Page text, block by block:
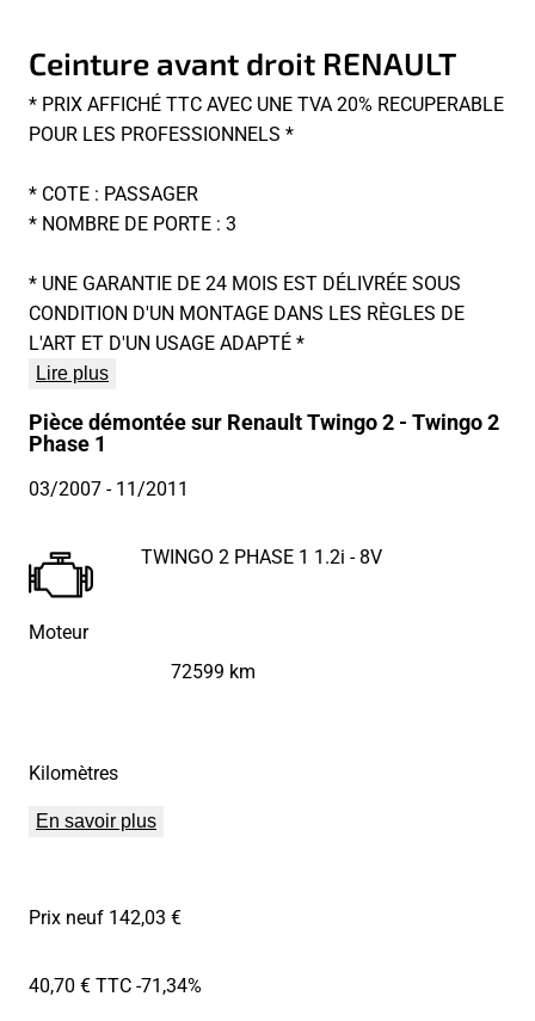
Ceinture avant droit RENAULT
* PRIX AFFICHÉ TTC AVEC UNE TVA 20% RECUPERABLE
POUR LES PROFESSIONNELS *
* COTE : PASSAGER
* NOMBRE DE PORTE : 3
* UNE GARANTIE DE 24 MOIS EST DÉLIVRÉE SOUS
CONDITION D'UN MONTAGE DANS LES RÈGLES DE
L'ART ET D'UN USAGE ADAPTÉ *
Lire plus
Pièce démontée sur Renault Twingo 2 - Twingo 2
Phase 1
03/2007- 11/2011
Moteur
TWINGO 2 PHASE 1 1.2i - 8V
Kilomètres
72599 km
En savoir plus
Prix neuf 142,03 €
40,70 € TTC-71,34%